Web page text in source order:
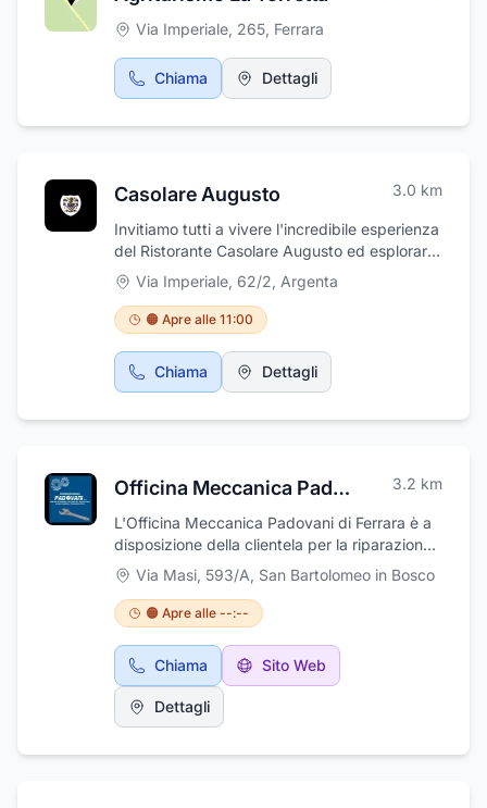
Via Imperiale, 265, Ferrara
Chiama Dettagli
Casolare Augusto 3.0 km
Invitiamo tutti a vivere l'incredibile esperienza
del Ristorante Casolare Augusto ed esplorare
le sue sale dai caratteri rustici e coerenti con
un gusto contemporaneo. La sua scelta
gastronomica è ricca e i prezzi sono
convenienti per chiunque; dall’aperitivo al
dopocena, un pranzo da chef stellato o un
romantico cenone targato Casolare Augusto.
organizza puntando all’eccellenza nella
degli eventi nel nostro sito web e
vostre necessità culinarie.
Via Imperiale, 62/2, Argenta
🟠 Apre alle 11:00
Chiama Dettagli
Officina Meccanica Padovani 3.2 km
L'Officina Meccanica Padovani di Ferrara è a
disposizione della clientela per la riparazione
di qualsiasi attrezzatura agricola. Si occupa
anche di carpenteria metallica in genere.
L'Officina è composta da uno staff di persone
altamente qualificate, con sede a San
Bartolomeo In Bosco in provincia di Ferrara. Ci
specializziamo nella riparazione di qualsiasi
attrezzatura agricola, sia per campi aperti
che per frutteti. Il nostro team di esperti
gamma di problemi, dalle piccole riparazioni
Via Masi, 593/A, San Bartolomeo in Bosco
🟠 Apre alle --:--
Chiama Sito Web
Dettagli